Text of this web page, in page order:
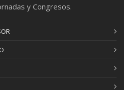
y Congresos.